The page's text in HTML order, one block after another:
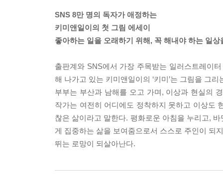
SNS 8만 명의 독자가 애정하는
키미앤일이의 첫 그림 에세이
좋아하는 일을 오래하기 위해, 꼭 해내야 하는 일상
출판계와 SNS에서 가장 주목받는 일러스트레이
해 나가고 있는 키미앤일이의 ‘키미’는 그림을 그
부부는 부산과 남해를 오고 가며, 이상과 현실의
작가는 여전히 어디에도 정착하지 못하고 이상도
찮은 삶이라고 말한다. 평화로운 아침을 누리고,
게 집중하는 삶을 보여줌으로서 스스로 주인이 되
뛰는 로망이 되살아난다.